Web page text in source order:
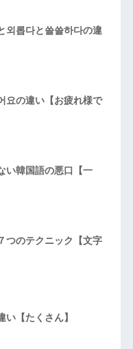
외롭다と쓸쓸하다の違
요の違い【お疲れ様で
い韓国語の悪口【一
つのテクニック【文字
い【たくさん】